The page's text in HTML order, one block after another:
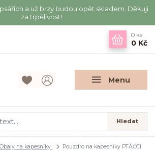
a už brzy budou opět skladem. Děkuji
za trpělivost!
Menu
Hledat
0 ks
0 Kč
Obaly na kapesníky Pouzdro na kapesníky PTÁČCI